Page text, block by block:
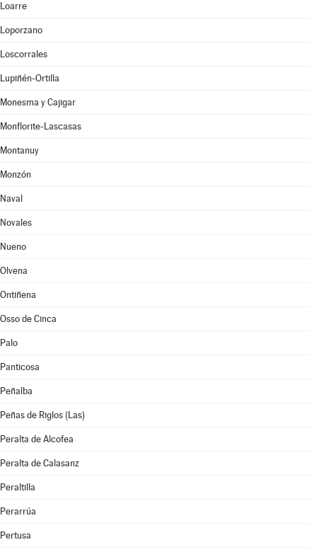
Loarre
Loporzano
Loscorrales
Lupiñén-Ortilla
Monesma y Cajigar
Monflorite-Lascasas
Montanuy
Monzón
Naval
Novales
Nueno
Olvena
Ontiñena
Osso de Cinca
Palo
Panticosa
Peñalba
Peñas de Riglos (Las)
Peralta de Alcofea
Peralta de Calasanz
Peraltilla
Perarrúa
Pertusa